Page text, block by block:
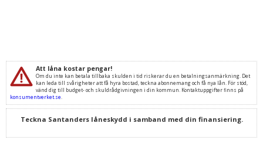
Att låna kostar pengar!
Om du inte kan betala tillbaka skulden i tid riskerar du en betalningsanmärkning. Det
kan leda till svårigheter att få hyra bostad, teckna abonnemang och få nya lån. För stöd,
vänd dig till budget- och skuldrådgivningen i din kommun. Kontaktuppgifter finns på
konsumentverket.se
Teckna Santanders låneskydd i samband med din finansiering.